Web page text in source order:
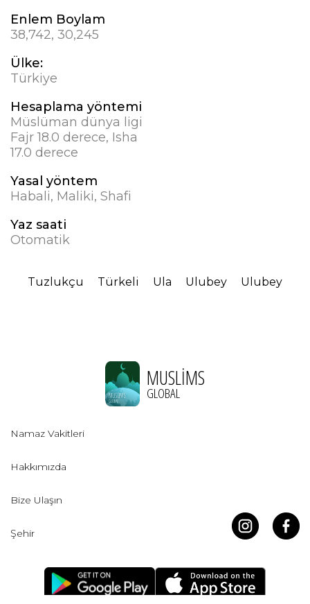
Enlem Boylam
38,742, 30,245
Ülke:
Türkiye
Hesaplama yöntemi
Müslüman dünya ligi
Fajr 18.0 derece, Isha
17.0 derece
Yasal yöntem
Habali, Maliki, Shafi
Yaz saati
Otomatik
Tuzlukçu Türkeli Ula Ulubey Ulubey
MUSLIMS
GLOBAL
Namaz Vakitleri
Hakkımızda
Bize Ulaşın
Şehir